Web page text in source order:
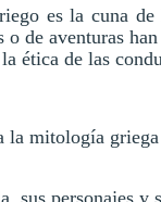
es la cuna
o de aventuras
ética de las
mitología
sus personajes